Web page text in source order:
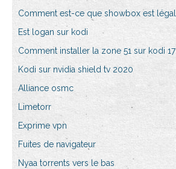
Comment est-ce que showbox est légal
Est logan sur kodi
Comment installer la zone 51 sur kodi 17
Kodi sur nvidia shield tv 2020
Alliance osmc
Limetorr
Exprime vpn
Fuites de navigateur
Nyaa torrents vers le bas